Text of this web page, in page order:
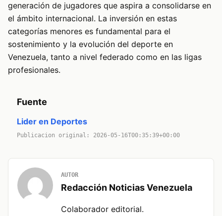
generación de jugadores que aspira a consolidarse en
el ámbito internacional. La inversión en estas
categorías menores es fundamental para el
sostenimiento y la evolución del deporte en
Venezuela, tanto a nivel federado como en las ligas
profesionales.
Fuente
Lider en Deportes
Publicacion original: 2026-05-16T00:35:39+00:00
AUTOR
Redacción Noticias Venezuela
Colaborador editorial.